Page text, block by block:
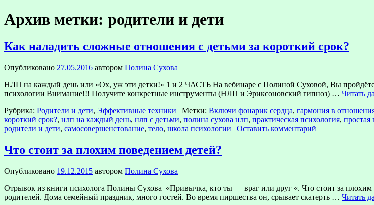
Архив метки: родители и дети
Как наладить сложные отношения с детьми за короткий срок?
Опубликовано 27.05.2016 автором Полина Сухова
НЛП на каждый день или «Ох, уж эти детки!» 1 и 2 ЧАСТЬ На вебинаре с Полиной Суховой, Вы
психологии Внимание!!! Получите конкретные инструменты (НЛП и Эриксоновский гипноз) … Читать
Рубрика: Родители и дети, Эффективные техники | Метки: Включи фонарик сердца, гармония в
короткий срок?, нлп на каждый день, нлп с детьми, полина сухова нлп, практическая психология, простая
родители и дети, самосовершенстование, тело, школа психологии | Оставить комментарий
Что стоит за плохим поведением детей?
Опубликовано 19.12.2015 автором Полина Сухова
Отрывок из книги психолога Полины Сухова «Привычка, кто ты — враг или друг «. Что стоит за
родителей. Дома семейный праздник, много гостей. Во время пиршества он, срывает скатерть … Читать